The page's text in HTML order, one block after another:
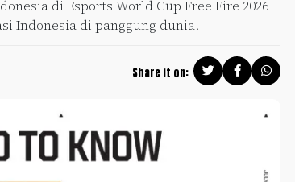
di Esports World Cup Free Fire 2026
Indonesia di panggung dunia.
Share it on: